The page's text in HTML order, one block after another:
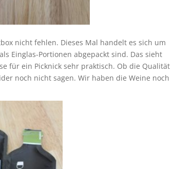
nicht fehlen. Dieses Mal handelt es sich um
Einglas-Portionen abgepackt sind. Das sieht
für ein Picknick sehr praktisch. Ob die Qualität
noch nicht sagen. Wir haben die Weine noch